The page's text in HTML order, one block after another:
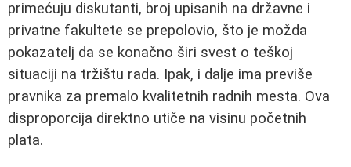
primećuju diskutanti, broj upisanih na državne i
privatne fakultete se prepolovio, što je možda
pokazatelj da se konačno širi svest o teškoj
situaciji na tržištu rada. Ipak, i dalje ima previše
pravnika za premalo kvalitetnih radnih mesta. Ova
disproporcija direktno utiče na visinu početnih
plata.